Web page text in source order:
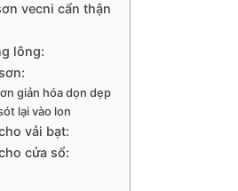
vecni cẩn thận
lông:
giản hóa dọn dẹp
lại vào lon
vải bạt:
cửa sổ: